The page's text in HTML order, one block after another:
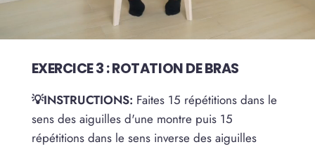
EXERCICE 3 : ROTATION DE BRAS
💡INSTRUCTIONS: Faites 15 répétitions dans le
sens des aiguilles d'une montre puis 15
répétitions dans le sens inverse des aiguilles